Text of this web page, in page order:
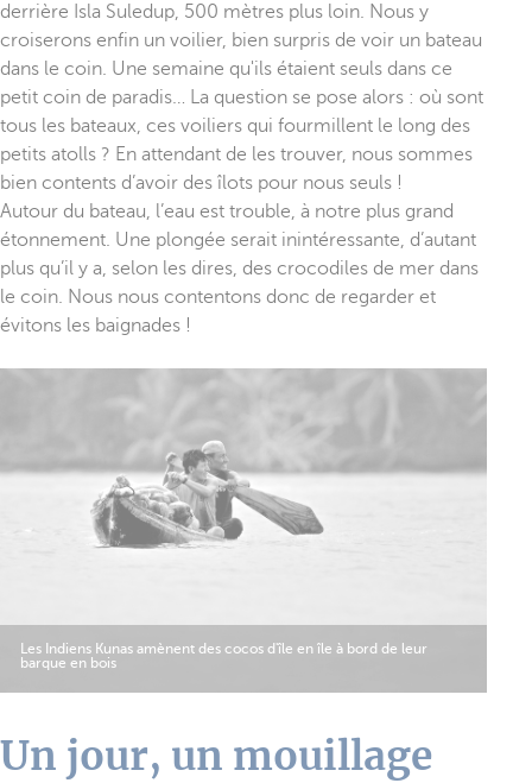
derrière Isla Suledup, 500 mètres plus loin. Nous y
croiserons enfin un voilier, bien surpris de voir un bateau
dans le coin. Une semaine qu'ils étaient seuls dans ce
petit coin de paradis… La question se pose alors : où sont
tous les bateaux, ces voiliers qui fourmillent le long des
petits atolls ? En attendant de les trouver, nous sommes
bien contents d’avoir des îlots pour nous seuls !
Autour du bateau, l’eau est trouble, à notre plus grand
étonnement. Une plongée serait inintéressante, d’autant
plus qu’il y a, selon les dires, des crocodiles de mer dans
le coin. Nous nous contentons donc de regarder et
évitons les baignades !
Les Indiens Kunas amènent des cocos d'île en île à bord de leur
barque en bois
Un jour, un mouillage